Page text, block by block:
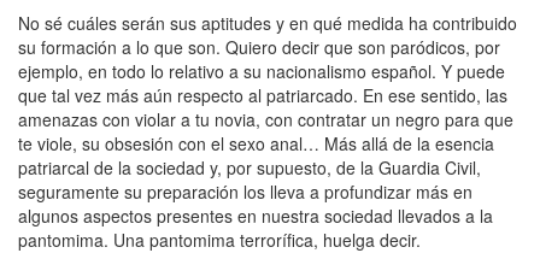
No sé cuáles serán sus aptitudes y en qué medida ha contribuido
su formación a lo que son. Quiero decir que son paródicos, por
ejemplo, en todo lo relativo a su nacionalismo español. Y puede
que tal vez más aún respecto al patriarcado. En ese sentido, las
amenazas con violar a tu novia, con contratar un negro para que
te viole, su obsesión con el sexo anal… Más allá de la esencia
patriarcal de la sociedad y, por supuesto, de la Guardia Civil,
seguramente su preparación los lleva a profundizar más en
algunos aspectos presentes en nuestra sociedad llevados a la
pantomima. Una pantomima terrorífica, huelga decir.